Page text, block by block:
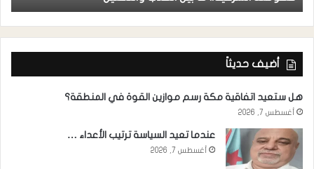
أضيف حديثاً
هل ستعيد اتفاقية مكة رسم موازين القوة في المنطقة؟
أغسطس 7, 2026
عندما تعيد السياسة ترتيب الأعداء …
أغسطس 7, 2026